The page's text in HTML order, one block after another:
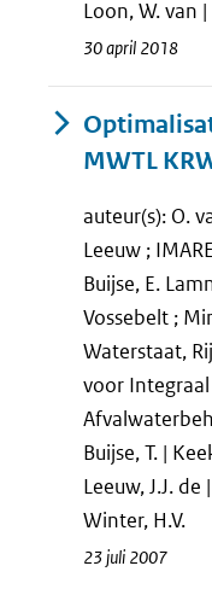
Loon, W. van
30 april 2018
MWTL
auteur(s): O.
Leeuw ;
Buijse, E.
Vossebelt ;
Waterstaat,
voor
Buijse, T. |
Leeuw, J.J.
Winter, H.V.
23 juli 2007